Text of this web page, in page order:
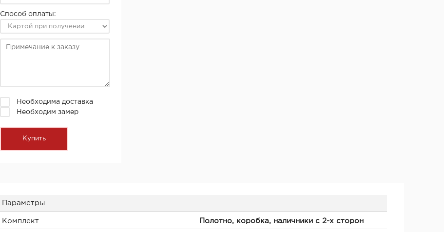
Способ оплаты:
Необходима доставка
Необходим замер
Параметры
Комплект Полотно, коробка, наличники с 2-х сторон